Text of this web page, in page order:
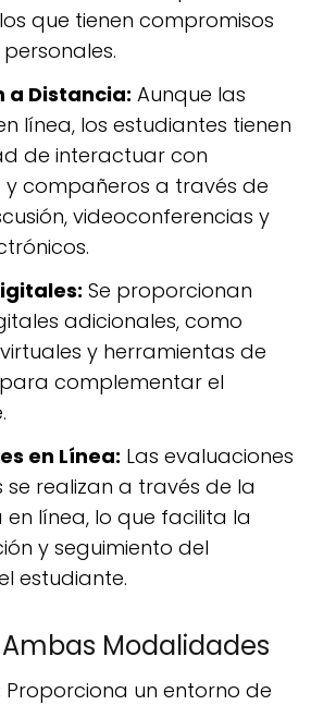
que tienen compromisos
a Distancia: Aunque las
línea, los estudiantes tienen
de interactuar con
y compañeros a través de
videoconferencias y
Se proporcionan
adicionales, como
y herramientas de
complementar el
en Línea: Las evaluaciones
se realizan a través de la
línea, lo que facilita la
y seguimiento del
estudiante.
Modalidades
Proporciona un entorno de